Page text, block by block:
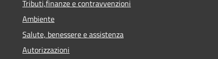
Tributi,finanze e contravvenzioni
Ambiente
Salute, benessere e assistenza
Autorizzazioni